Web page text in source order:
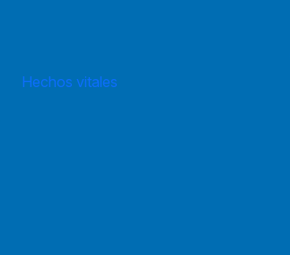
Hechos vitales